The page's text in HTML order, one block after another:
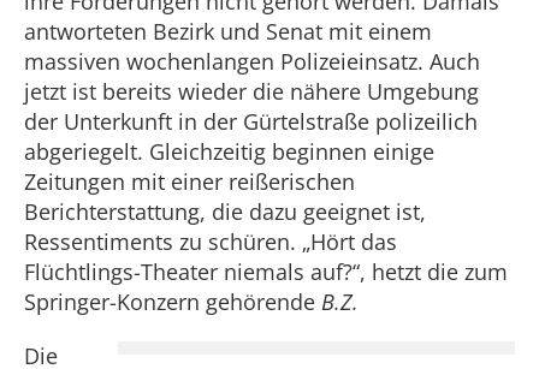
antworteten Bezirk und Senat mit einem
massiven wochenlangen Polizeieinsatz. Auch
jetzt ist bereits wieder die nähere Umgebung
der Unterkunft in der Gürtelstraße polizeilich
abgeriegelt. Gleichzeitig beginnen einige
Zeitungen mit einer reißerischen
Berichterstattung, die dazu geeignet ist,
Ressentiments zu schüren. „Hört das
Flüchtlings-Theater niemals auf?“, hetzt die zum
Springer-Konzern gehörende B.Z.
Die